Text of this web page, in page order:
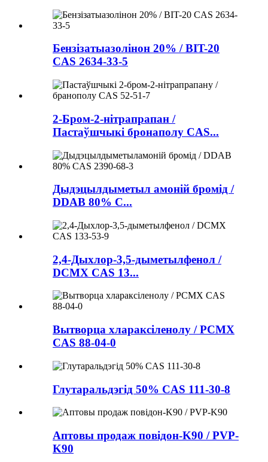
Бензізатыазолінон 20% / BIT-20
CAS 2634-33-5
2-Бром-2-нітрапрапан /
Пастаўшчыкі бронаполу CAS...
Дыдэцылдыметыл амоній бромід /
DDAB 80% C...
2,4-Дыхлор-3,5-дыметылфенол /
DCMX CAS 13...
Вытворца хлараксіленолу / PCMX
CAS 88-04-0
Глутаральдэгід 50% CAS 111-30-8
Аптовы продаж повідон-K90 / PVP-
K90